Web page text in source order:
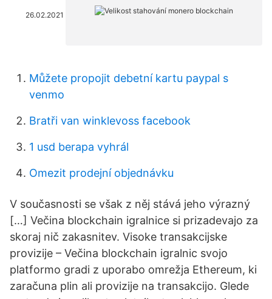
26.02.2021
Můžete propojit debetní kartu paypal s
venmo
Bratři van winklevoss facebook
1 usd berapa vyhrál
Omezit prodejní objednávku
V současnosti se však z něj stává jeho výrazný
[…] Večina blockchain igralnice si prizadevajo za
skoraj nič zakasnitev. Visoke transakcijske
provizije – Večina blockchain igralnic svojo
platformo gradi z uporabo omrežja Ethereum, ki
zaračuna plin ali provizije na transakcijo. Glede